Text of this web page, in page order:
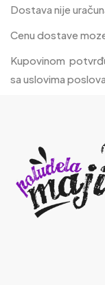
Dostava nije
Cenu dostave
Kupovinom
sa uslovima